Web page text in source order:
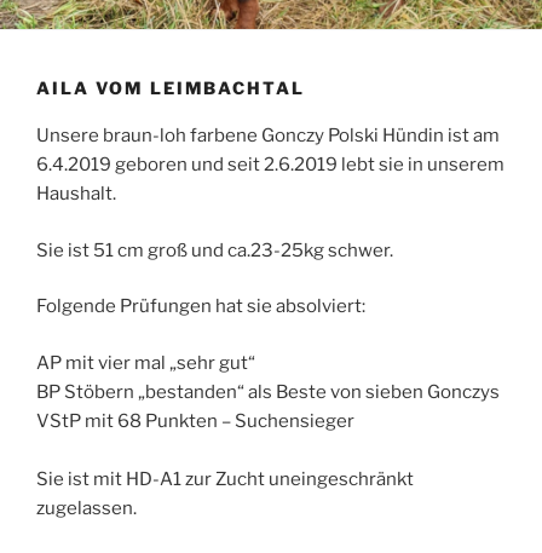
AILA VOM LEIMBACHTAL
Unsere braun-loh farbene Gonczy Polski Hündin ist am
6.4.2019 geboren und seit 2.6.2019 lebt sie in unserem
Haushalt.
Sie ist 51 cm groß und ca.23-25kg schwer.
Folgende Prüfungen hat sie absolviert:
AP mit vier mal „sehr gut“
BP Stöbern „bestanden“ als Beste von sieben Gonczys
VStP mit 68 Punkten – Suchensieger
Sie ist mit HD-A1 zur Zucht uneingeschränkt
zugelassen.